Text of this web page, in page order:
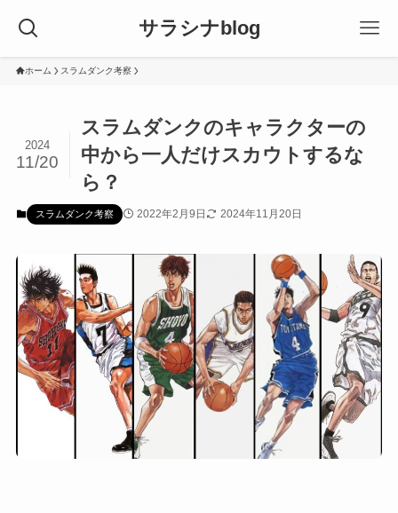
サラシナblog
ホーム スラムダンク考察
スラムダンクのキャラクターの
中から一人だけスカウトするな
ら？
2024
11/20
スラムダンク考察 2022年2月9日 2024年11月20日